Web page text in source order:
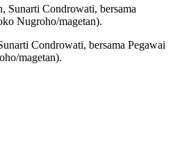
Condrowati, bersama Pegawai
magetan).